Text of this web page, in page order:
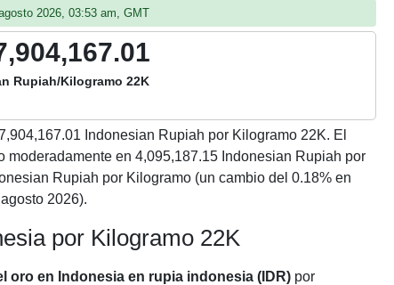
2026, 03:53 am, GMT
Rupiah/Kilogramo 22K
Indonesian Rupiah por Kilogramo 22K. El
moderadamente en 4,095,187.15 Indonesian Rupiah por
Rupiah por Kilogramo (un cambio del 0.18% en
2026).
por Kilogramo 22K
oro en Indonesia en rupia indonesia (IDR) por